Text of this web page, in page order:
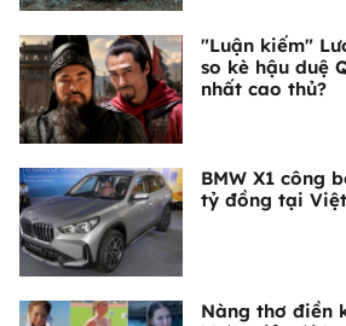
"Luận kiếm"
so kè hậu duệ
nhất cao thủ?
BMW X1 công
tỷ đồng tại
Nàng thơ điền